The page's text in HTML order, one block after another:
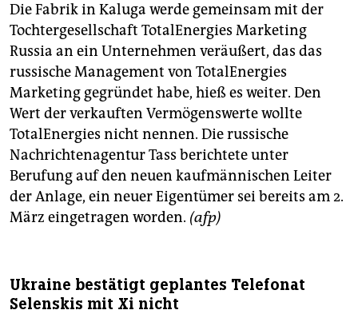
Die Fabrik in Kaluga werde gemeinsam mit der
Tochtergesellschaft TotalEnergies Marketing
Russia an ein Unternehmen veräußert, das das
russische Management von TotalEnergies
Marketing gegründet habe, hieß es weiter. Den
Wert der verkauften Vermögenswerte wollte
TotalEnergies nicht nennen. Die russische
Nachrichtenagentur Tass berichtete unter
Berufung auf den neuen kaufmännischen Leiter
der Anlage, ein neuer Eigentümer sei bereits am 2.
März eingetragen worden. (afp)
Ukraine bestätigt geplantes Telefonat
Selenskis mit Xi nicht